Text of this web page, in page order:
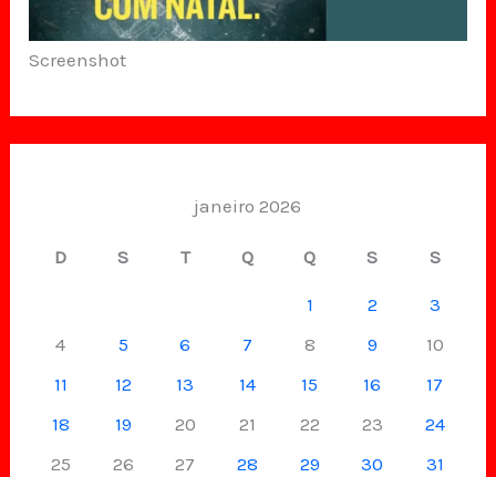
Screenshot
janeiro 2026
D S T Q Q S S
1 2
3
4
5 6 7 8 9
10
11
12 13 14 15 16
17
18
19 20 21 22 23
24
25
26 27 28 29 30 31